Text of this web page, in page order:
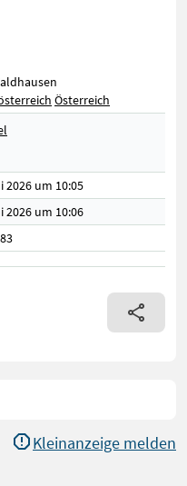
Österreich
2026 um 10:05
2026 um 10:06
Kleinanzeige melden